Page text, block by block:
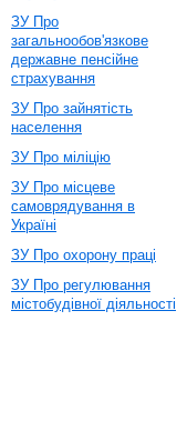
ЗУ Про
загальнообов'язкове
державне пенсійне
страхування
ЗУ Про зайнятість
населення
ЗУ Про міліцію
ЗУ Про місцеве
самоврядування в
Україні
ЗУ Про охорону праці
ЗУ Про регулювання
містобудівної діяльності